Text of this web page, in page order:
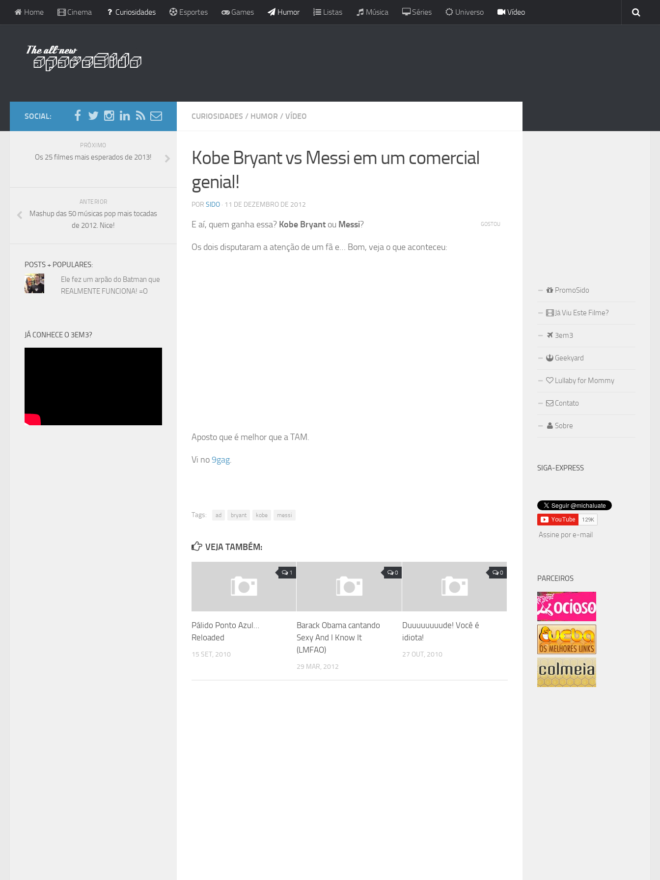
Home Cinema Curiosidades Esportes Games Humor Listas Música Séries Universo Vídeo
CURIOSIDADES / HUMOR / VÍDEO
Kobe Bryant vs Messi em um comercial
genial!
POR SIDO · 11 DE DEZEMBRO DE 2012
E aí, quem ganha essa? Kobe Bryant ou Messi?
Os dois disputaram a atenção de um fã e… Bom, veja o que aconteceu:
Aposto que é melhor que a TAM.
Vi no9gag.
GOSTOU
Tags: ad bryant kobe messi
VEJA TAMBÉM:
1
Pálido Ponto Azul…
Reloaded
15 SET, 2010
0
Barack Obama cantando
Sexy And I Know It
(LMFAO)
29 MAR, 2012
0
Duuuuuuuude! Você é
idiota!
27 OUT, 2010
SOCIAL:
PRÓXIMO
Os 25 filmes mais esperados de 2013!
ANTERIOR
Mashup das 50 músicas pop mais tocadas
de 2012. Nice!
POSTS + POPULARES:
Ele fez um arpão do Batman que
REALMENTE FUNCIONA! =O
JÁ CONHECE O 3EM3?
PromoSido
Já Viu Este Filme?
3em3
Geekyard
Lullaby for Mommy
Contato
Sobre
SIGA-EXPRESS
Assine por e-mail
PARCEIROS